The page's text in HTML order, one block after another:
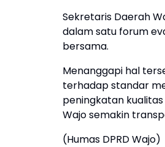
Sekretaris Daerah
dalam satu forum
bersama.
Menanggapi hal
terhadap standar
peningkatan
Wajo semakin
(Humas DPRD Wajo)